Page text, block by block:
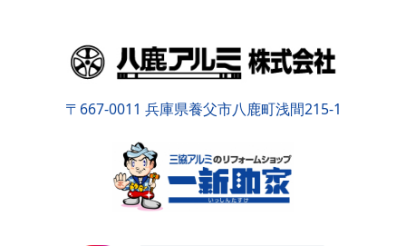
〒667-0011 兵庫県養父市八鹿町浅間215-1